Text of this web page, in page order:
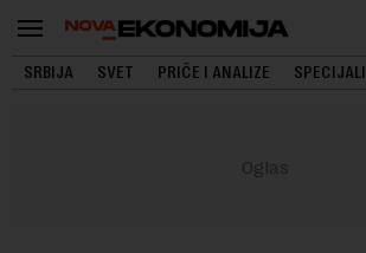
SRBIJA SVET PRIČE I ANALIZE SPECIJALI